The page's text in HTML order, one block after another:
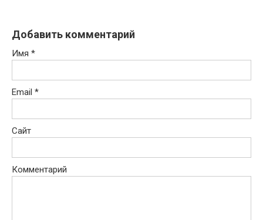
Добавить комментарий
Имя *
Email *
Сайт
Комментарий